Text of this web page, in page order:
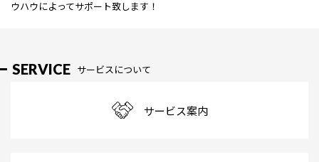
ウハウによってサポート致します！
SERVICE サービスについて
サービス案内